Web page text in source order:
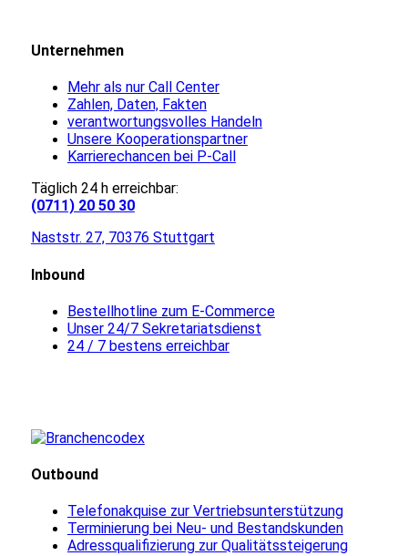
Unternehmen
Mehr als nur Call Center
Zahlen, Daten, Fakten
verantwortungsvolles Handeln
Unsere Kooperationspartner
Karrierechancen bei P-Call
Täglich 24 h erreichbar:
(0711) 20 50 30
Naststr. 27, 70376 Stuttgart
Inbound
Bestellhotline zum E-Commerce
Unser 24/7 Sekretariatsdienst
24 / 7 bestens erreichbar
Outbound
Telefonakquise zur Vertriebsunterstützung
Terminierung bei Neu- und Bestandskunden
Adressqualifizierung zur Qualitätssteigerung